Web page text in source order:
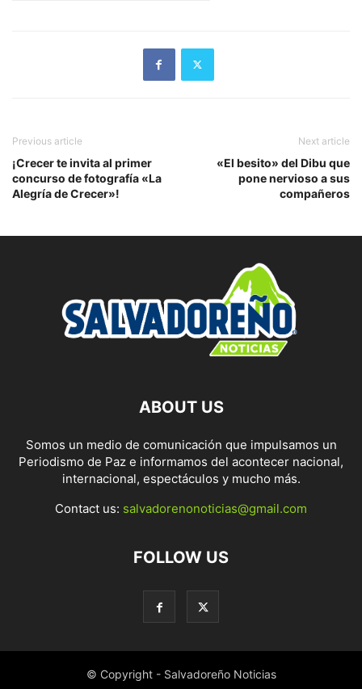
Previous article
¡Crecer te invita al primer
concurso de fotografía «La
Alegría de Crecer»!
Next article
«El besito» del Dibu que
pone nervioso a sus
compañeros
ABOUT US
Somos un medio de comunicación que impulsamos un
Periodismo de Paz e informamos del acontecer nacional,
internacional, espectáculos y mucho más.
Contact us: salvadorenonoticias@gmail.com
FOLLOW US
© Copyright - Salvadoreño Noticias